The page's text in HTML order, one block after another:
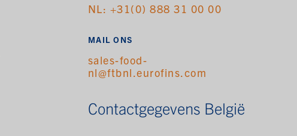
NL: +31(0) 888 31 00 00
MAIL ONS
sales-food-
nl@ftbnl.eurofins.com
Contactgegevens België